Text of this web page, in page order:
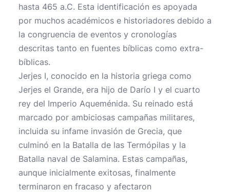
hasta 465 a.C. Esta identificación es apoyada
por muchos académicos e historiadores debido a
la congruencia de eventos y cronologías
descritas tanto en fuentes bíblicas como extra-
bíblicas.
Jerjes I, conocido en la historia griega como
Jerjes el Grande, era hijo de Darío I y el cuarto
rey del Imperio Aqueménida. Su reinado está
marcado por ambiciosas campañas militares,
incluida su infame invasión de Grecia, que
culminó en la Batalla de las Termópilas y la
Batalla naval de Salamina. Estas campañas,
aunque inicialmente exitosas, finalmente
terminaron en fracaso y afectaron